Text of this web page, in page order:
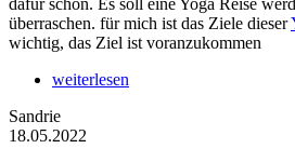
dafür schon. Es soll eine Yoga Reise
überraschen. für mich ist das Ziele dieser
wichtig, das Ziel ist voranzukommen
weiterlesen
Sandrie
18.05.2022